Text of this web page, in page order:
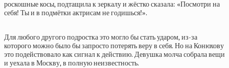
роскошные косы, подтащила к зеркалу и жёстко сказала: «Посмотри на
себя! Ты и в подмётки актрисам не годишься!».
Для любого другого подростка это могло бы стать ударом, из-за
которого можно было бы запросто потерять веру в себя. Но на Конюхову
это подействовало как сигнал к действию. Девушка молча собрала вещи
и уехала в Москву, в полную неизвестность.